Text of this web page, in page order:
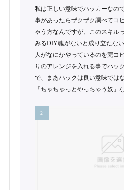
私は正しい意味でハッカーなの
事があったらザクザク調べてコ
ゃう方なんですが、このスキル
みるDIY魂がないと成り立たな
人がなにかやっているのを完コ
りのアレンジを入れる事でハッ
で、まあハックは良い意味では
「ちゃちゃっとやっちゃう奴